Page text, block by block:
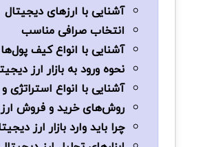
آشنایی با ارزهای دیجیتال
انتخاب صرافی مناسب
آشنایی با انواع کیف پول‌ها
نحوه ورود به بازار ارز
آشنایی با انواع استراتژی
روش‌های خرید و فروش
چرا باید وارد بازار ارز